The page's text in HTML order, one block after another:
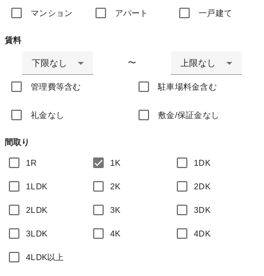
マンション アパート 一戸建て
賃料
下限なし 〜 上限なし
管理費等含む 駐車場料金含む
礼金なし 敷金/保証金なし
間取り
1R 1K 1DK
1LDK 2K 2DK
2LDK 3K 3DK
3LDK 4K 4DK
4LDK以上